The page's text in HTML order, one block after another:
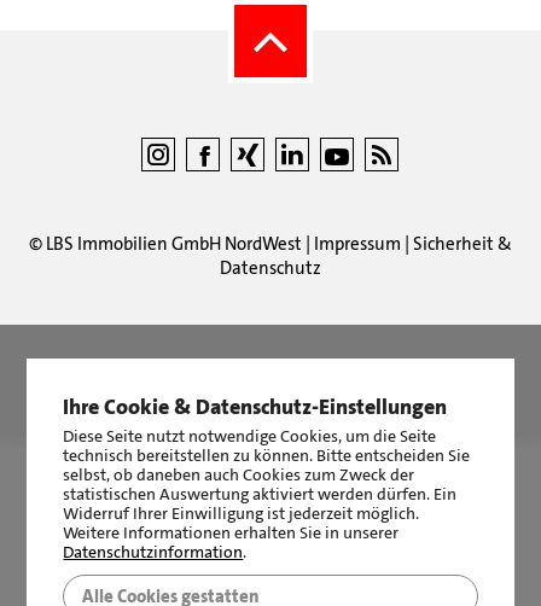
© LBS Immobilien GmbH NordWest Impressum Sicherheit &
Datenschutz
|2511Bewertungen auf ProvenExpert.com
Ihre Cookie & Datenschutz-Einstellungen
Diese Seite nutzt notwendige Cookies, um die Seite
technisch bereitstellen zu können. Bitte entscheiden Sie
selbst, ob daneben auch Cookies zum Zweck der
statistischen Auswertung aktiviert werden dürfen. Ein
Widerruf Ihrer Einwilligung ist jederzeit möglich.
Weitere Informationen erhalten Sie in unserer
Datenschutzinformation.
Alle Cookies gestatten